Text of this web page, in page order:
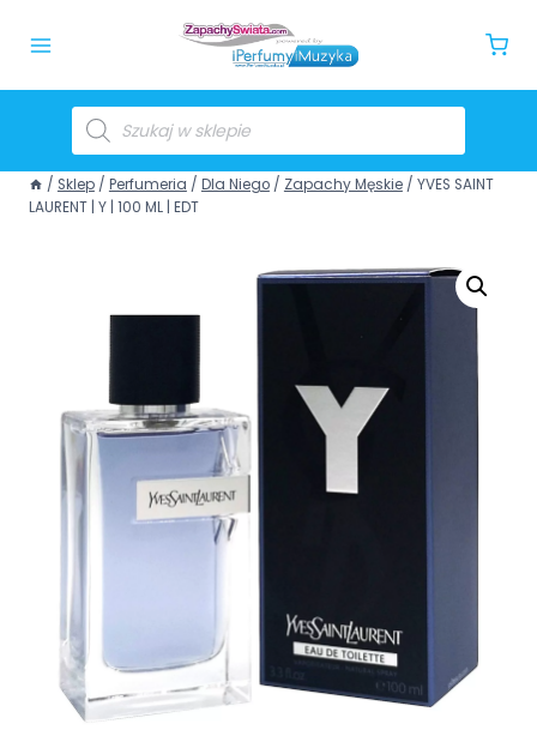
/ Sklep / Perfumeria / Dla Niego / Zapachy Męskie / YVES SAINT
LAURENT | Y | 100 ML | EDT